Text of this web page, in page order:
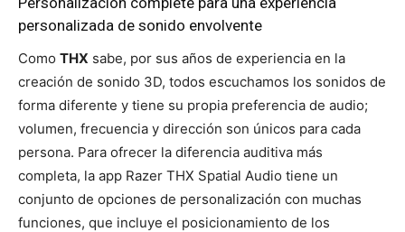
personalizada de sonido envolvente
Como THX sabe, por sus años de experiencia en la
creación de sonido 3D, todos escuchamos los sonidos de
forma diferente y tiene su propia preferencia de audio;
volumen, frecuencia y dirección son únicos para cada
persona. Para ofrecer la diferencia auditiva más
completa, la app Razer THX Spatial Audio tiene un
conjunto de opciones de personalización con muchas
funciones, que incluye el posicionamiento de los